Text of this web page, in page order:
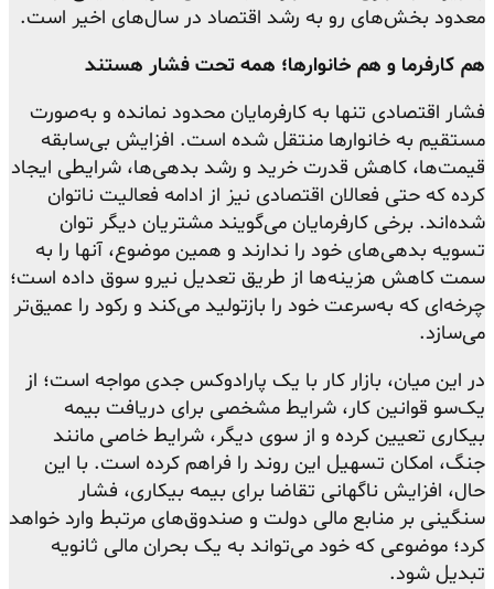
معدود بخش‌های رو به رشد اقتصاد در سال‌های اخیر است.
هم کارفرما و هم خانوارها؛ همه تحت فشار هستند
فشار اقتصادی تنها به کارفرمایان محدود نمانده و به‌صورت
مستقیم به خانوارها منتقل شده است. افزایش بی‌سابقه
قیمت‌ها، کاهش قدرت خرید و رشد بدهی‌ها، شرایطی ایجاد
کرده که حتی فعالان اقتصادی نیز از ادامه فعالیت ناتوان
شده‌اند. برخی کارفرمایان می‌گویند مشتریان دیگر توان
تسویه بدهی‌های خود را ندارند و همین موضوع، آنها را به
سمت کاهش هزینه‌ها از طریق تعدیل نیرو سوق داده است؛
چرخه‌ای که به‌سرعت خود را بازتولید می‌کند و رکود را عمیق‌تر
می‌سازد.
در این میان، بازار کار با یک پارادوکس جدی مواجه است؛ از
یک‌سو قوانین کار، شرایط مشخصی برای دریافت بیمه
بیکاری تعیین کرده و از سوی دیگر، شرایط خاصی مانند
جنگ، امکان تسهیل این روند را فراهم کرده است. با این
حال، افزایش ناگهانی تقاضا برای بیمه بیکاری، فشار
سنگینی بر منابع مالی دولت و صندوق‌های مرتبط وارد خواهد
کرد؛ موضوعی که خود می‌تواند به یک بحران مالی ثانویه
تبدیل شود.